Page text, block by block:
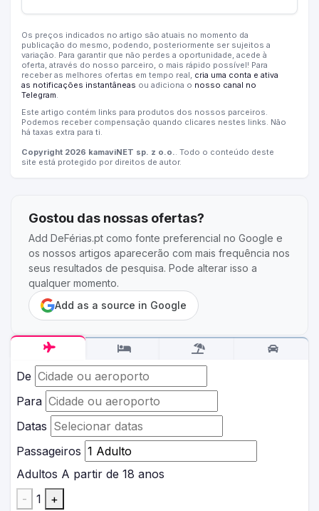
De
Para
Datas
Passageiros
Adultos A partir de 18 anos
-
1
+
Os preços indicados no artigo são atuais no momento da
publicação do mesmo, podendo, posteriormente ser sujeitos a
variação. Para garantir que não perdes a oportunidade, acede à
oferta, através do nosso parceiro, o mais rápido possível! Para
receber as melhores ofertas em tempo real, cria uma conta e ativa
as notificações instantâneas ou adiciona o nosso canal no
Telegram.
Este artigo contém links para produtos dos nossos parceiros.
Podemos receber compensação quando clicares nestes links. Não
há taxas extra para ti.
Copyright 2026 kamaviNET sp. z o.o.. Todo o conteúdo deste
site está protegido por direitos de autor.
Gostou das nossas ofertas?
Add DeFérias.pt como fonte preferencial no Google e
os nossos artigos aparecerão com mais frequência nos
seus resultados de pesquisa. Pode alterar isso a
qualquer momento.
Add as a source in Google